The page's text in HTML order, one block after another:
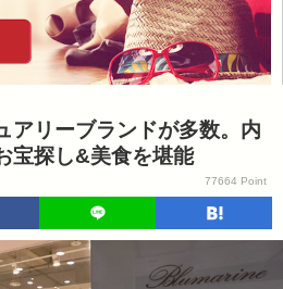
アリーブランドが多数。内
宝探し&美食を堪能
77664 Point